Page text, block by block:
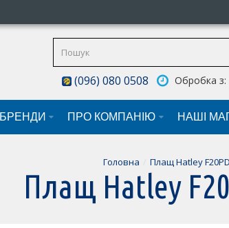
(096) 080 0508 Обробка з:
БРЕНДИ ПРО КОМПАНІЮ НАШI
Головна Плащ Hatley
Плащ Hatley